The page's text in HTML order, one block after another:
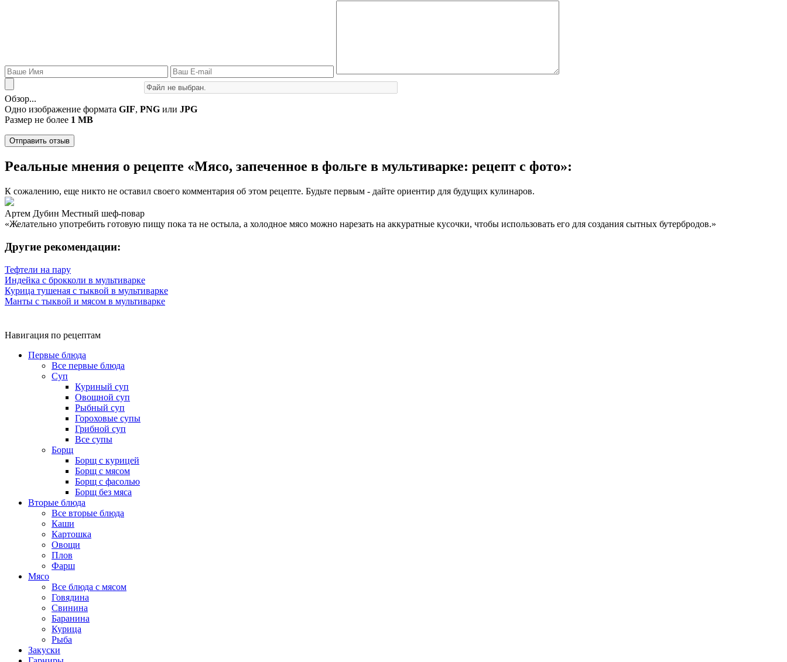
Обзор...
Одно изображение формата GIF, PNG или JPG
Размер не более 1 MB
Реальные мнения о рецепте «Мясо, запеченное в фольге в мультиварке: рецепт с фото»:
К сожалению, еще никто не оставил своего комментария об этом рецепте. Будьте первым - дайте ориентир для будущих кулинаров.
Артем Дубин Местный шеф-повар
«Желательно употребить готовую пищу пока та не остыла, а холодное мясо можно нарезать на аккуратные кусочки, чтобы использовать его для создания сытных бутербродов.»
Другие рекомендации:
Тефтели на пару
Индейка с брокколи в мультиварке
Курица тушеная с тыквой в мультиварке
Манты с тыквой и мясом в мультиварке
Навигация по рецептам
Первые блюда
Все первые блюда
Суп
Куриный суп
Овощной суп
Рыбный суп
Гороховые супы
Грибной суп
Все супы
Борщ
Борщ с курицей
Борщ с мясом
Борщ с фасолью
Борщ без мяса
Вторые блюда
Все вторые блюда
Каши
Картошка
Овощи
Плов
Фарш
Мясо
Все блюда с мясом
Говядина
Свинина
Баранина
Курица
Рыба
Закуски